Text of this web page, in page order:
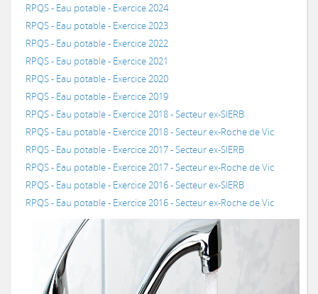
Année 2022
Année 2023
Année 2024
Année 2025
Année 2026
Programme 2025
Programme 2025
Programme 2023
Programme 2024
Programme 2025
Programme 2021
Programme 2022
Programme 2023
Programme 2025
Programme 2021
Programme 2022
Programme 2023
Programme 2024
Programme 2025
Programme 2020
Programme 2021
Programme 2022
Programme 2023
Programme 2025
Liourdres
Programme 2020
Programme 2021
Programme 2022
Programme 2023
Programme 2024
Programme 2020
Programme 2021
Programme 2022
Programme 2023
Puy d'Arnac
Programme 2020
Programme 2021
Programme 2022
Queyssac-les-Vignes
Programme 2020
Programme 2021
Programme 2020
Tudeils
Programme 2023
Programme 2022
Programme 2023
La Chapelle-aux-Saints
Programme 2022
Programme 2022
Nonards
Programme 2022
Puy d'Arnac
Programme 2022
Queyssac-les-Vignes
Programme 2022
Programme 2022
Demande de contrôle assainissement collectif
RPQS - Eau potable - Exercice 2024
RPQS - Eau potable - Exercice 2023
RPQS - Eau potable - Exercice 2022
RPQS - Eau potable - Exercice 2021
RPQS - Eau potable - Exercice 2020
RPQS - Eau potable - Exercice 2019
RPQS - Eau potable - Exercice 2018 - Secteur ex-SIERB
RPQS - Eau potable - Exercice 2018 - Secteur ex-Roche de Vic
RPQS - Eau potable - Exercice 2017 - Secteur ex-SIERB
RPQS - Eau potable - Exercice 2017 - Secteur ex-Roche de Vic
RPQS - Eau potable - Exercice 2016 - Secteur ex-SIERB
RPQS - Eau potable - Exercice 2016 - Secteur ex-Roche de Vic